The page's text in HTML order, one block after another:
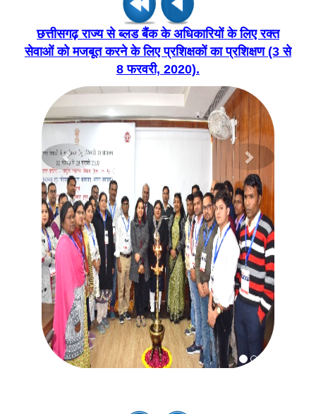
छत्तीसगढ़ राज्य से ब्लड बैंक के अधिकारियों के लिए रक्त
सेवाओं को मजबूत करने के लिए प्रशिक्षकों का प्रशिक्षण (3 से
8 फरवरी, 2020).
Previous Next